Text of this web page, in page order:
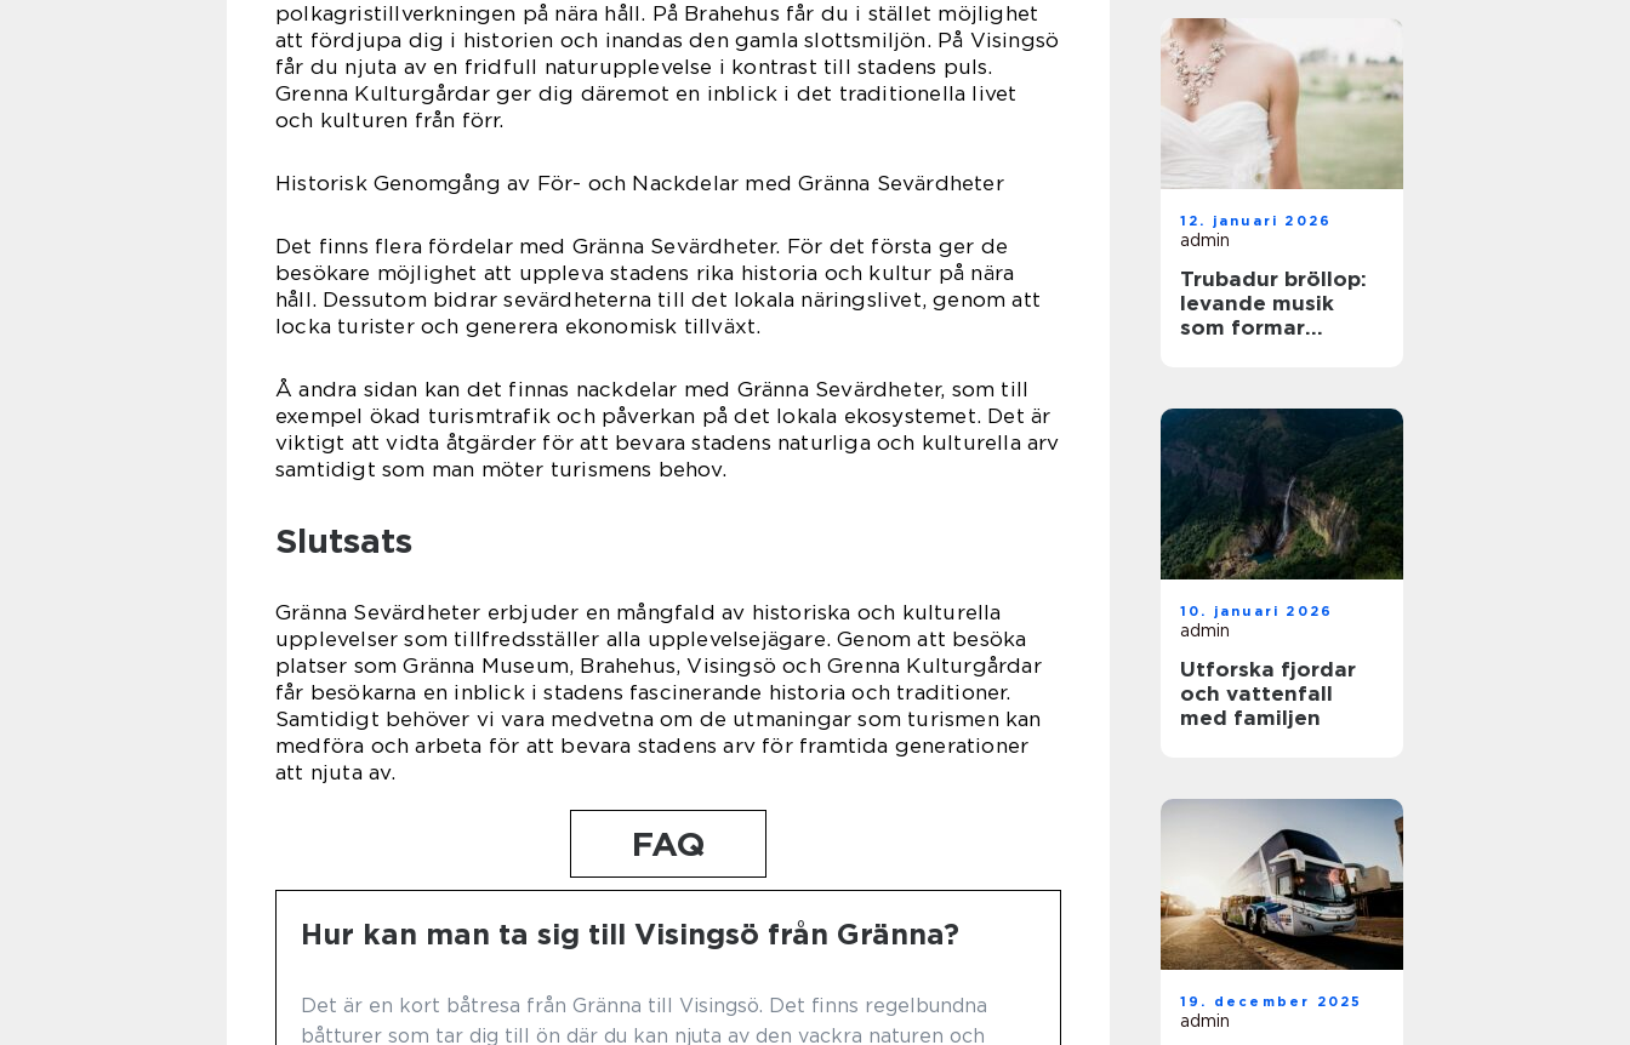
polkagristillverkningen på nära håll. På Brahehus får du i stället möjlighet
att fördjupa dig i historien och inandas den gamla slottsmiljön. På Visingsö
får du njuta av en fridfull naturupplevelse i kontrast till stadens puls.
Grenna Kulturgårdar ger dig däremot en inblick i det traditionella livet
och kulturen från förr.
Historisk Genomgång av För- och Nackdelar med Gränna Sevärdheter
Det finns flera fördelar med Gränna Sevärdheter. För det första ger de
besökare möjlighet att uppleva stadens rika historia och kultur på nära
håll. Dessutom bidrar sevärdheterna till det lokala näringslivet, genom att
locka turister och generera ekonomisk tillväxt.
Å andra sidan kan det finnas nackdelar med Gränna Sevärdheter, som till
exempel ökad turismtrafik och påverkan på det lokala ekosystemet. Det är
viktigt att vidta åtgärder för att bevara stadens naturliga och kulturella arv
samtidigt som man möter turismens behov.
Slutsats
Gränna Sevärdheter erbjuder en mångfald av historiska och kulturella
upplevelser som tillfredsställer alla upplevelsejägare. Genom att besöka
platser som Gränna Museum, Brahehus, Visingsö och Grenna Kulturgårdar
får besökarna en inblick i stadens fascinerande historia och traditioner.
Samtidigt behöver vi vara medvetna om de utmaningar som turismen kan
medföra och arbeta för att bevara stadens arv för framtida generationer
att njuta av.
FAQ
Hur kan man ta sig till Visingsö från Gränna?
Det är en kort båtresa från Gränna till Visingsö. Det finns regelbundna
båtturer som tar dig till ön där du kan njuta av den vackra naturen och
12. januari 2026
admin
Trubadur bröllop:
levande musik
som formar
10. januari 2026
admin
Utforska fjordar
och vattenfall
med familjen
19. december 2025
admin